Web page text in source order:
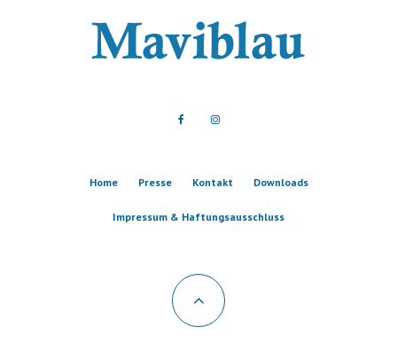
Home Presse Kontakt Downloads
Impressum & Haftungsausschluss